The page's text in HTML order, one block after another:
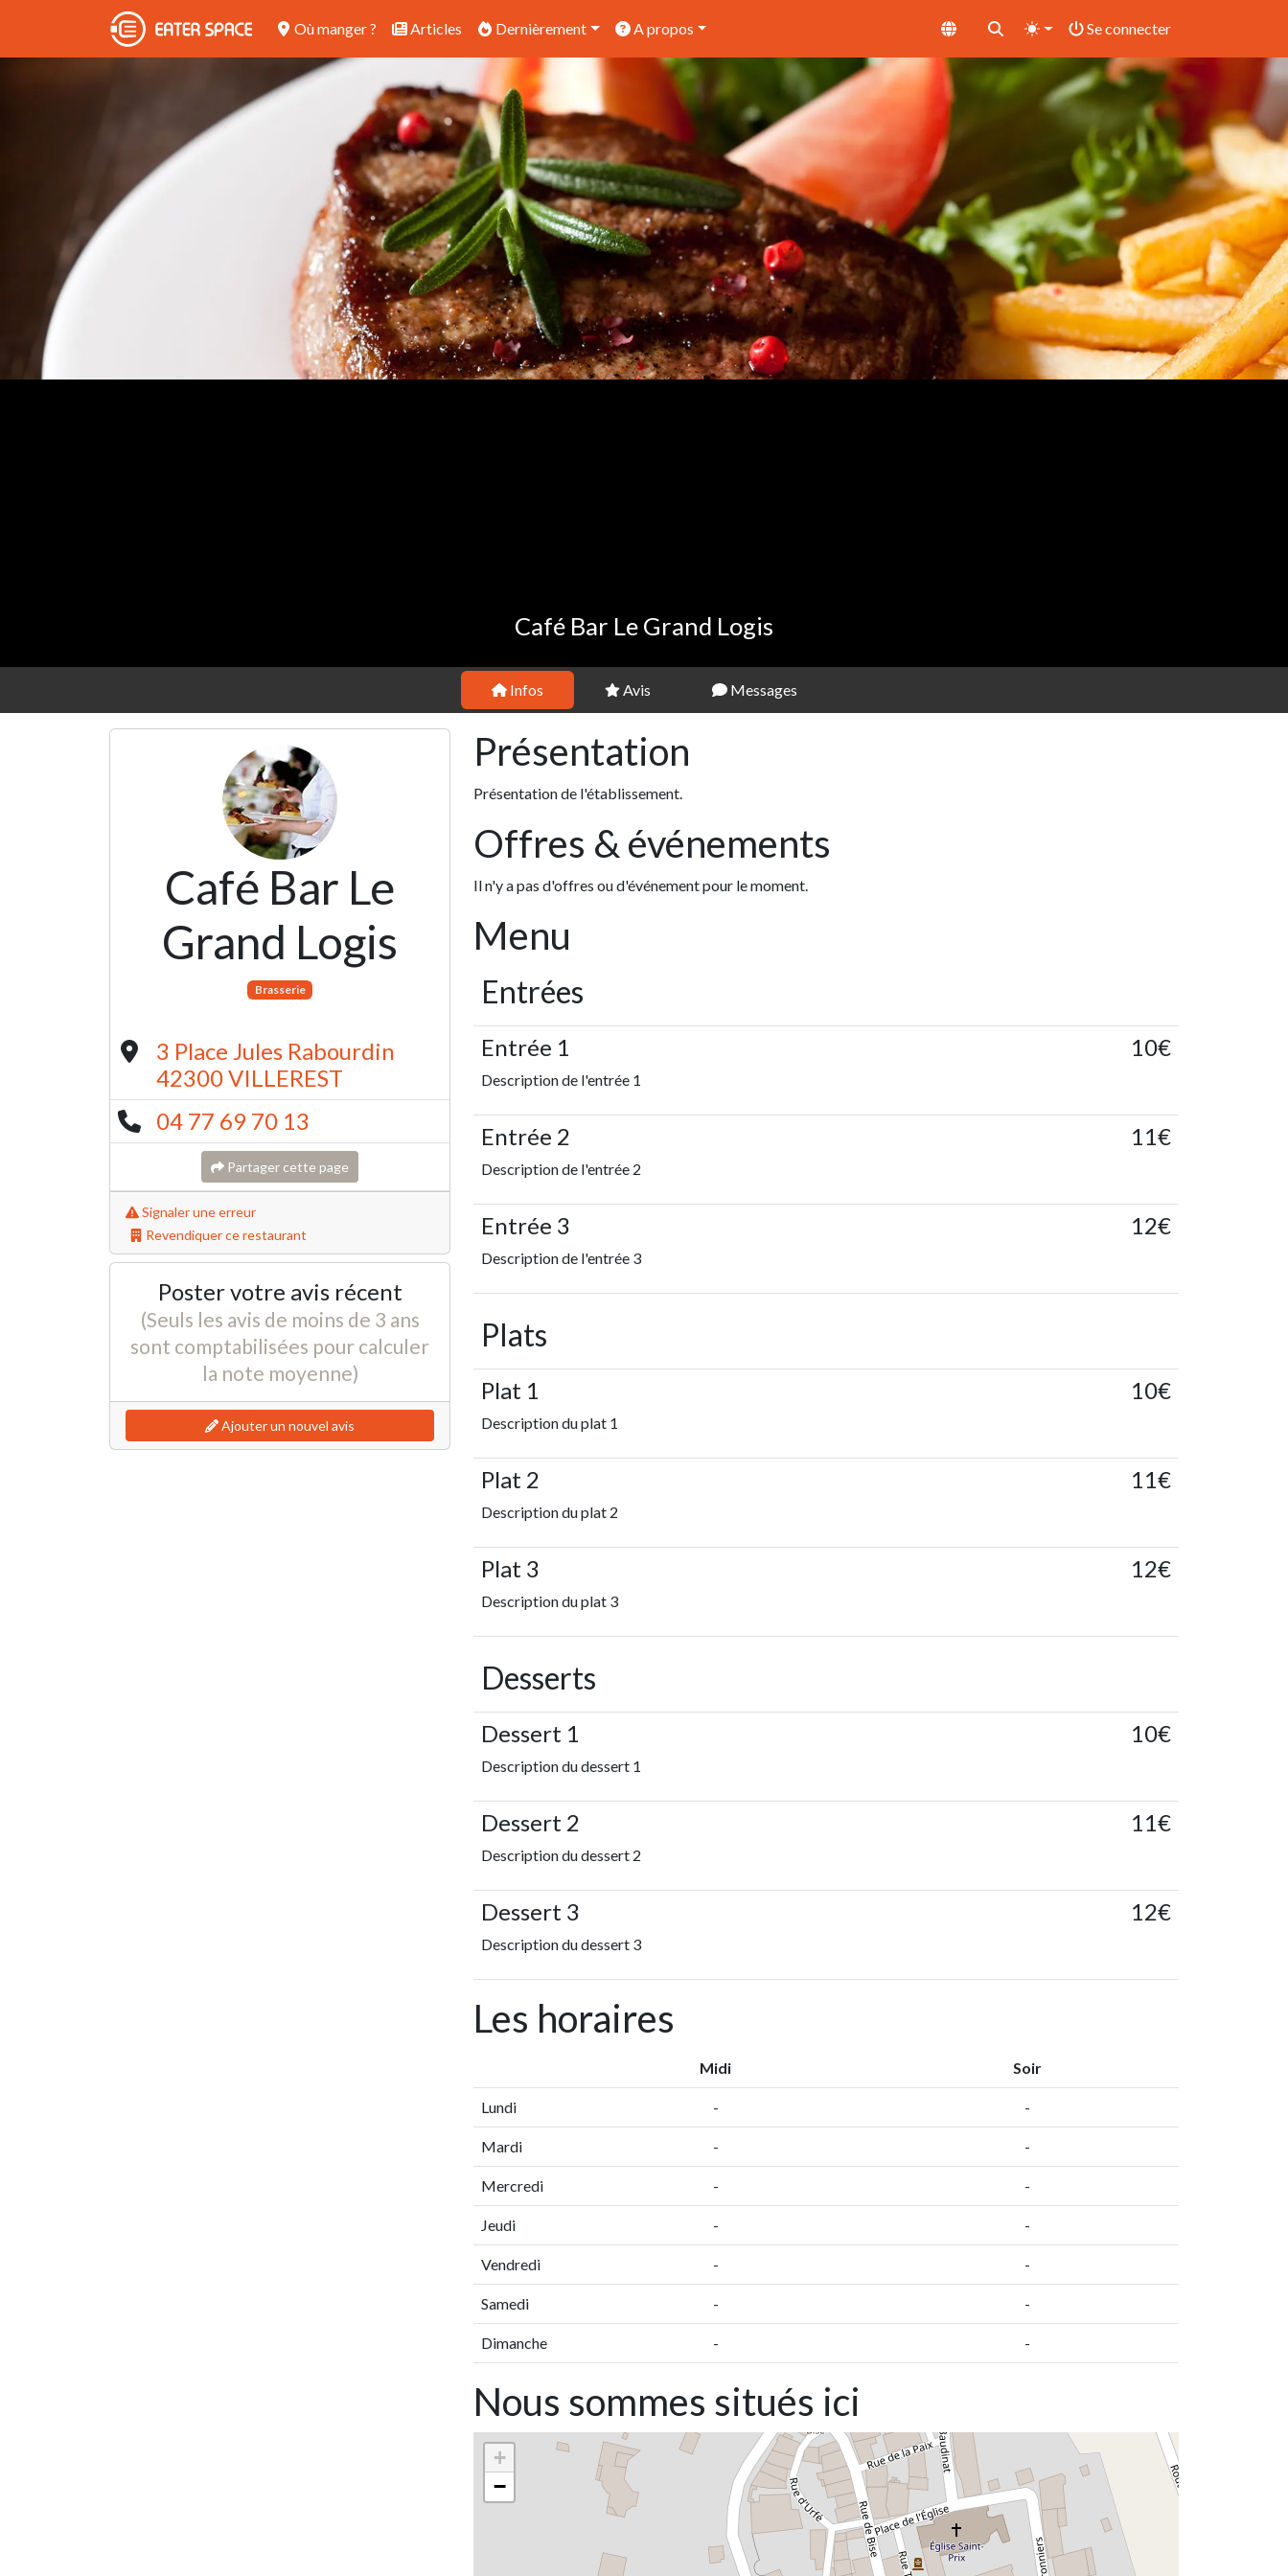
Où manger ? Articles Dernièrement A propos Se connecter
Café Bar Le Grand Logis
Infos Avis Messages
Café Bar Le
Grand Logis
Brasserie
3 Place Jules Rabourdin
42300 VILLEREST
04 77 69 70 13
Partager cette page
Signaler une erreur
Revendiquer ce restaurant
Poster votre avis récent
(Seuls les avis de moins de 3 ans
sont comptabilisées pour calculer
la note moyenne)
Ajouter un nouvel avis
Présentation
Présentation de l'établissement.
Offres & événements
Il n'y a pas d'offres ou d'événement pour le moment.
Menu
Entrées
Entrée 1
Description de l'entrée 1
10€
Entrée 2
Description de l'entrée 2
11€
Entrée 3
Description de l'entrée 3
12€
Plats
Plat 1
Description du plat 1
10€
Plat 2
Description du plat 2
11€
Plat 3
Description du plat 3
12€
Desserts
Dessert 1
Description du dessert 1
10€
Dessert 2
Description du dessert 2
11€
Dessert 3
Description du dessert 3
12€
Les horaires
Midi Soir
Lundi - -
Mardi - -
Mercredi - -
Jeudi - -
Vendredi - -
Samedi - -
Dimanche - -
Nous sommes situés ici
+
−